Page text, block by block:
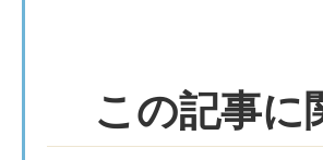
この記事に